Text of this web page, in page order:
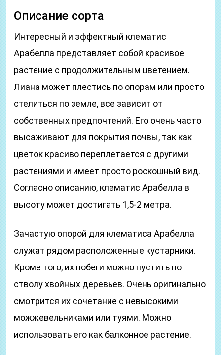
Описание сорта
Интересный и эффектный клематис
Арабелла представляет собой красивое
растение с продолжительным цветением.
Лиана может плестись по опорам или просто
стелиться по земле, все зависит от
собственных предпочтений. Его очень часто
высаживают для покрытия почвы, так как
цветок красиво переплетается с другими
растениями и имеет просто роскошный вид.
Согласно описанию, клематис Арабелла в
высоту может достигать 1,5-2 метра.
Зачастую опорой для клематиса Арабелла
служат рядом расположенные кустарники.
Кроме того, их побеги можно пустить по
стволу хвойных деревьев. Очень оригинально
смотрится их сочетание с невысокими
можжевельниками или туями. Можно
использовать его как балконное растение.